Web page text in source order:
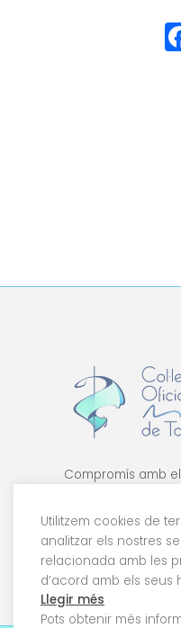
Compromís amb
Utilitzem cookies de
analitzar els nostres
relacionada amb les
d’acord amb els seus
Llegir més
Pots obtenir més